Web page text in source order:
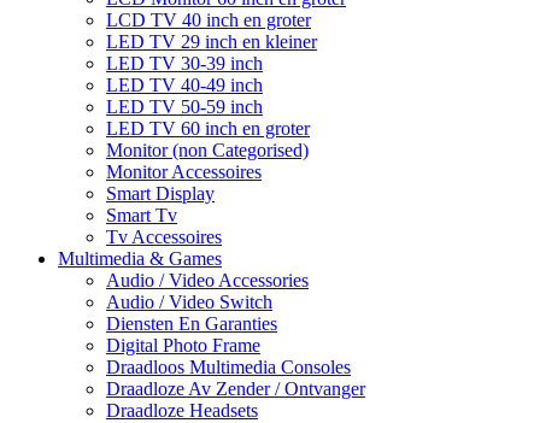
LCD TV 40 inch en groter
LED TV 29 inch en kleiner
LED TV 30-39 inch
LED TV 40-49 inch
LED TV 50-59 inch
LED TV 60 inch en groter
Monitor (non Categorised)
Monitor Accessoires
Smart Display
Smart Tv
Tv Accessoires
Multimedia & Games
Audio / Video Accessories
Audio / Video Switch
Diensten En Garanties
Digital Photo Frame
Draadloos Multimedia Consoles
Draadloze Av Zender / Ontvanger
Draadloze Headsets